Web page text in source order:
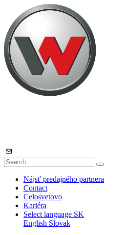
Nájsť predajného partnera
Contact
Celosvetovo
Kariéra
Select language SK
English Slovak